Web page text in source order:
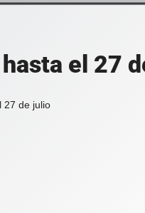
el 27
27 de julio